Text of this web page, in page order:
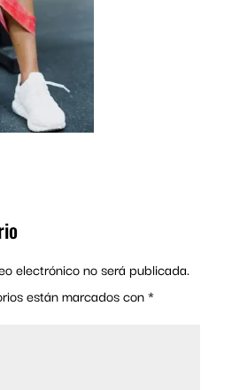
electrónico no será publicada.
están marcados con*